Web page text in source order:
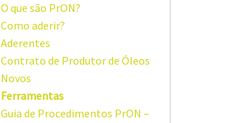
O que são PrON?
Como aderir?
Aderentes
Contrato de Produtor de Óleos
Novos
Ferramentas
Guia de Procedimentos PrON –